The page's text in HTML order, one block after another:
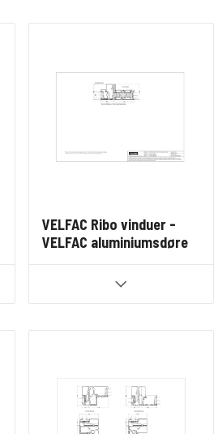
VELFAC Ribo vinduer -
VELFAC aluminiumsdøre